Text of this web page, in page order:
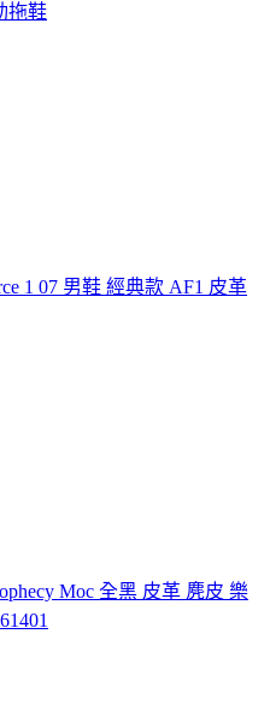
拖鞋
1 07 男鞋 經典款 AF1 皮革
Moc 全黑 皮革 麂皮 樂